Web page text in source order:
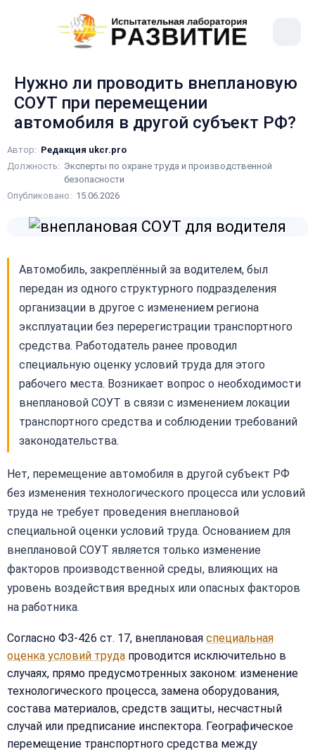
Нужно ли проводить внеплановую
СОУТ при перемещении
автомобиля в другой субъект РФ?
Автор: Редакция ukcr.pro
Должность: Эксперты по охране труда и производственной
безопасности
Опубликовано: 15.06.2026
Автомобиль, закреплённый за водителем, был
передан из одного структурного подразделения
организации в другое с изменением региона
эксплуатации без перерегистрации транспортного
средства. Работодатель ранее проводил
специальную оценку условий труда для этого
рабочего места. Возникает вопрос о необходимости
внеплановой СОУТ в связи с изменением локации
транспортного средства и соблюдении требований
законодательства.
Нет, перемещение автомобиля в другой субъект РФ
без изменения технологического процесса или условий
труда не требует проведения внеплановой
специальной оценки условий труда. Основанием для
внеплановой СОУТ является только изменение
факторов производственной среды, влияющих на
уровень воздействия вредных или опасных факторов
на работника.
Согласно ФЗ-426 ст. 17, внеплановая специальная
оценка условий труда проводится исключительно в
случаях, прямо предусмотренных законом: изменение
технологического процесса, замена оборудования,
состава материалов, средств защиты, несчастный
случай или предписание инспектора. Географическое
перемещение транспортного средства между